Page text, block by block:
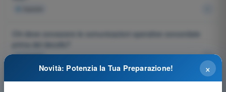
Chi deve conoscere le comunicazioni operative concordate
prima del decollo?
4risposte
Qual è lo scopo del controllo pre-volo dell'area operativa?
×
Novità: Potenzia la Tua Preparazione!